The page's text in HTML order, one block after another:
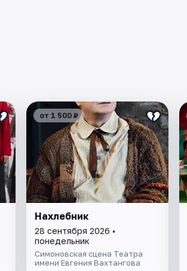
от 1 500 ₽
Нахлебник
28 сентября 2026 •
понедельник
Симоновская сцена Театра
имени Евгения Вахтангова